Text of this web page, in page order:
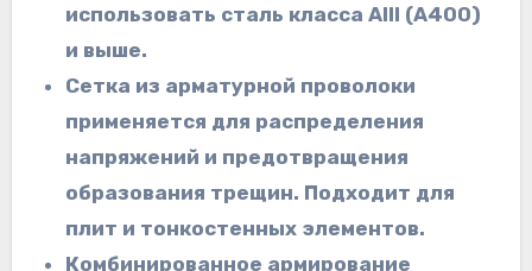
использовать сталь класса AIII (A400)
и выше.
Сетка из арматурной проволоки
применяется для распределения
напряжений и предотвращения
образования трещин. Подходит для
плит и тонкостенных элементов.
Комбинированное армирование